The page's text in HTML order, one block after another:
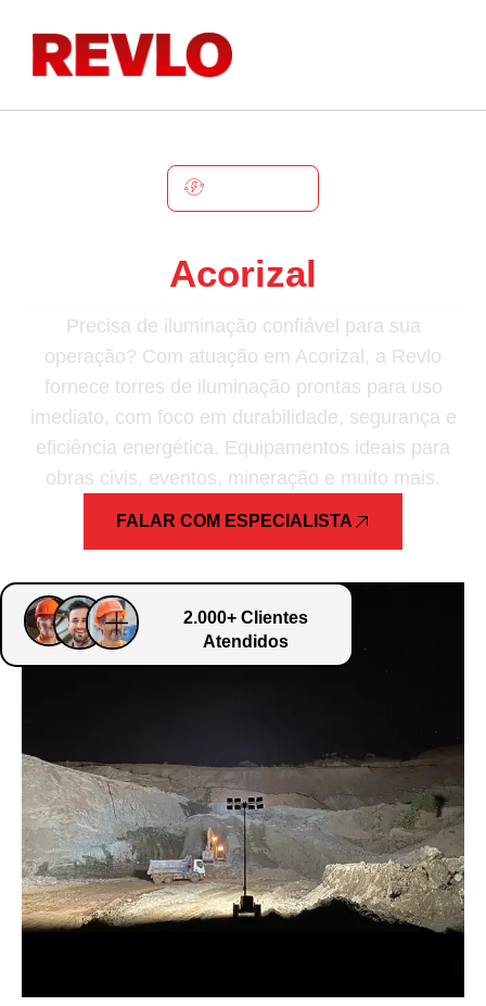
Acorizal
Precisa de iluminação confiável para sua
operação? Com atuação em Acorizal, a Revlo
fornece torres de iluminação prontas para uso
imediato, com foco em durabilidade, segurança e
eficiência energética. Equipamentos ideais para
obras civis, eventos, mineração e muito mais.
FALAR COM ESPECIALISTA
2.000+ Clientes
Atendidos